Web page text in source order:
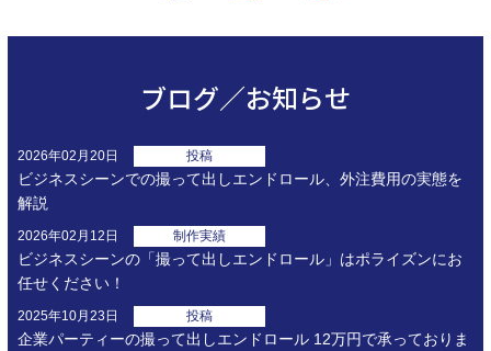
ブログ／お知らせ
2026年02月20日 投稿
ビジネスシーンでの撮って出しエンドロール、外注費用の実態を
解説
2026年02月12日 制作実績
ビジネスシーンの「撮って出しエンドロール」はポライズンにお
任せください！
2025年10月23日 投稿
企業パーティーの撮って出しエンドロール 12万円で承っておりま